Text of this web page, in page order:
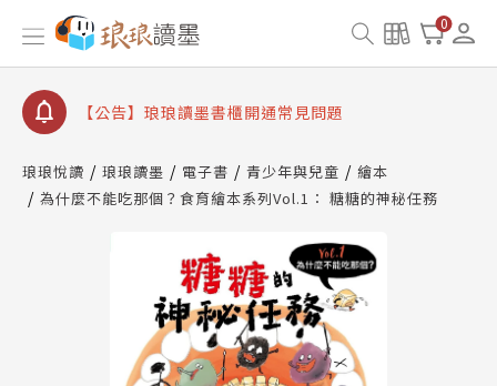
0
【公告】因 Readmoo 讀墨系統維護中，本站同步暫
停部分閱讀服務
【公告】琅琅讀墨數位閱讀資產合併與書櫃開通申請
【公告】琅琅讀墨書櫃開通常見問題
請圖文教學
【公告】琅琅書店服務升級重要說明及資產合併結果
查詢
停部分閱讀服務
琅琅悅讀 琅琅讀墨 電子書 青少年與兒童
繪本
為什麼不能吃那個？食育繪本系列Vol.1： 糖糖的神秘任務